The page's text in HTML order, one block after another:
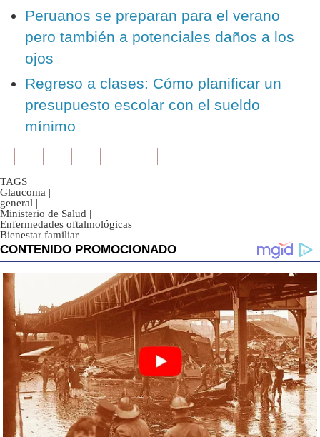
Peruanos se preparan para el verano
pero también a potenciales daños a los
ojos
Regreso a clases: Cómo planificar un
presupuesto escolar con el sueldo
mínimo
TAGS
Glaucoma |
general |
Ministerio de Salud |
Enfermedades oftalmológicas |
Bienestar familiar